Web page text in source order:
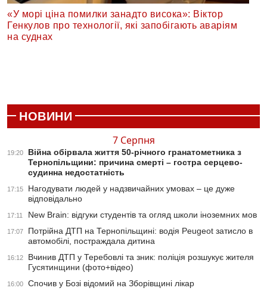
«У морі ціна помилки занадто висока»: Віктор
Генкулов про технології, які запобігають аваріям
на суднах
НОВИНИ
7 Серпня
19:20
Війна обірвала життя 50-річного гранатометника з
Тернопільщини: причина смерті – гостра серцево-
судинна недостатність
17:15
Нагодувати людей у надзвичайних умовах – це дуже
відповідально
17:11 New Brain: відгуки студентів та огляд школи іноземних мов
17:07
Потрійна ДТП на Тернопільщині: водія Peugeot затисло в
автомобілі, постраждала дитина
16:12
Вчинив ДТП у Теребовлі та зник: поліція розшукує жителя
Гусятинщини (фото+відео)
16:00 Спочив у Бозі відомий на Зборівщині лікар